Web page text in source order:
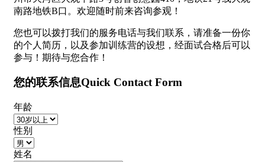
南路地铁B口。欢迎随时前来咨询参观！
您也可以拨打我们的服务电话与我们联系，请准备一份你
的个人简历，以及参加训练营的设想，经面试合格后可以
参与！期待与您合作！
您的联系信息Quick Contact Form
年龄
性别
姓名